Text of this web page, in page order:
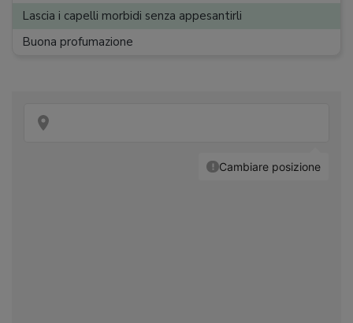
Lascia i capelli morbidi senza appesantirli
Buona profumazione